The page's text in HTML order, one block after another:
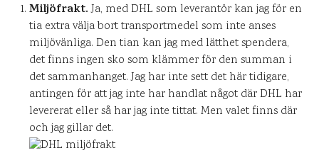
Miljöfrakt.Ja, med DHL som leverantör kan jag för en
tia extra välja bort transportmedel som inte anses
miljövänliga. Den tian kan jag med lätthet spendera,
det finns ingen sko som klämmer för den summan i
det sammanhanget. Jag har inte sett det här tidigare,
antingen för att jag inte har handlat något där DHL har
levererat eller så har jag inte tittat. Men valet finns där
och jag gillar det.